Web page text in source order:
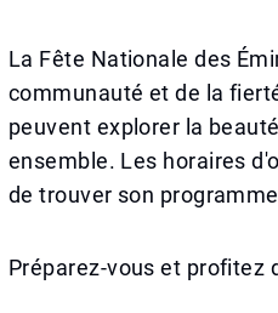
La Fête Nationale des
communauté et de la
peuvent explorer la
ensemble. Les horaires
de trouver son
Préparez-vous et profitez